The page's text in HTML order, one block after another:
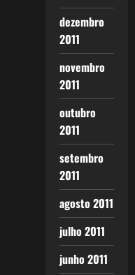
dezembro
2011
novembro
2011
outubro
2011
setembro
2011
agosto 2011
julho 2011
junho 2011